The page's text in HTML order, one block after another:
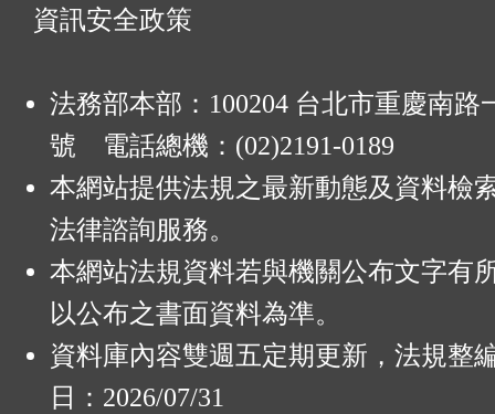
資訊安全政策
法務部本部：100204 台北市重慶南路
號 電話總機：(02)2191-0189
本網站提供法規之最新動態及資料檢
法律諮詢服務。
本網站法規資料若與機關公布文字有
以公布之書面資料為準。
資料庫內容雙週五定期更新，法規整
日：2026/07/31